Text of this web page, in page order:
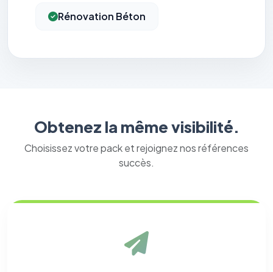
Rénovation Béton
Obtenez la même visibilité.
Choisissez votre pack et rejoignez nos références
succès.